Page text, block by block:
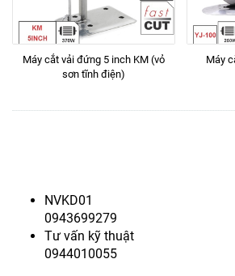
Máy cắt vải đứng 5 inch KM (vỏ
sơn tĩnh điện)
Máy
NVKD01
0943699279
Tư vấn kỹ thuật
0944010055